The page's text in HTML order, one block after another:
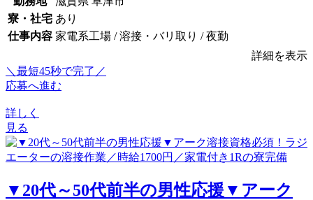
寮・社宅 あり
仕事内容 家電系工場 / 溶接・バリ取り / 夜勤
詳細を表示
＼最短45秒で完了／
応募へ進む
詳しく
見る
▼20代～50代前半の男性応援▼アーク